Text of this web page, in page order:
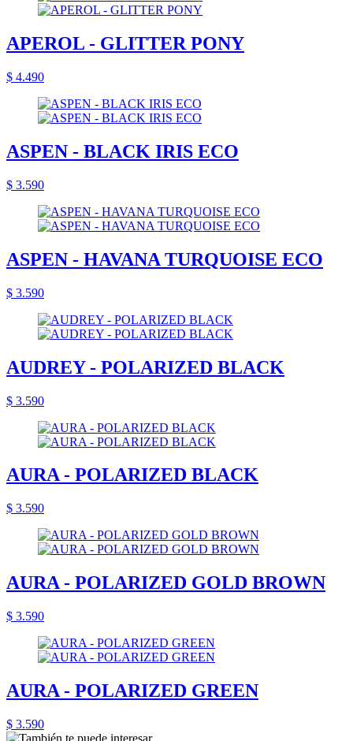
APEROL - GLITTER PONY
$ 4.490
ASPEN - BLACK IRIS ECO
$ 3.590
ASPEN - HAVANA TURQUOISE ECO
$ 3.590
AUDREY - POLARIZED BLACK
$ 3.590
AURA - POLARIZED BLACK
$ 3.590
AURA - POLARIZED GOLD BROWN
$ 3.590
AURA - POLARIZED GREEN
$ 3.590